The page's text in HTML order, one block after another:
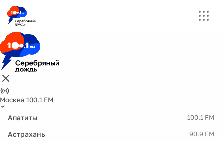
Москва 100.1 FM
Апатиты 100.1 FM
Астрахань 90.9 FM